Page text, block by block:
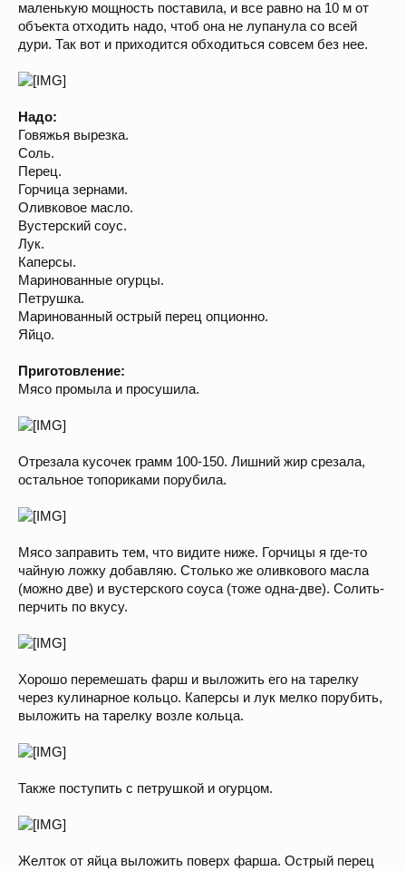
маленькую мощность поставила, и все равно на 10 м от
объекта отходить надо, чтоб она не лупанула со всей
дури. Так вот и приходится обходиться совсем без нее.
Надо:
Говяжья вырезка.
Соль.
Перец.
Горчица зернами.
Оливковое масло.
Вустерский соус.
Лук.
Каперсы.
Маринованные огурцы.
Петрушка.
Маринованный острый перец опционно.
Яйцо.
Приготовление:
Мясо промыла и просушила.
Отрезала кусочек грамм 100-150. Лишний жир срезала,
остальное топориками порубила.
Мясо заправить тем, что видите ниже. Горчицы я где-то
чайную ложку добавляю. Столько же оливкового масла
(можно две) и вустерского соуса (тоже одна-две). Солить-
перчить по вкусу.
Хорошо перемешать фарш и выложить его на тарелку
через кулинарное кольцо. Каперсы и лук мелко порубить,
выложить на тарелку возле кольца.
Также поступить с петрушкой и огурцом.
Желток от яйца выложить поверх фарша. Острый перец